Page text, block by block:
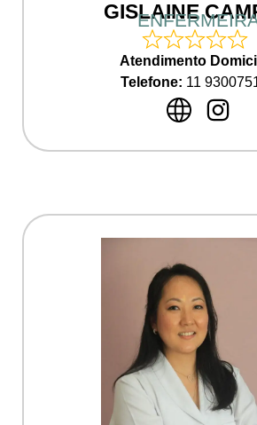
GISLAINE
Atendimento
Telefone: 11